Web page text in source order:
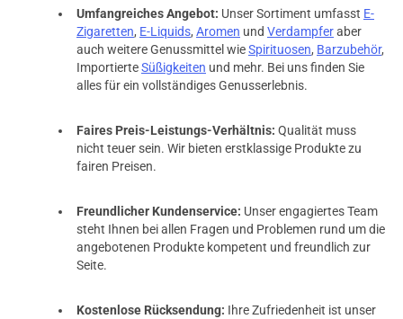
Umfangreiches Angebot: Unser Sortiment umfasst E-
Zigaretten, E-Liquids, Aromen und Verdampferaber
auch weitere Genussmittel wieSpirituosen, Barzubehör,
ImportierteSüßigkeiten und mehr. Bei uns finden Sie
alles für ein vollständiges Genusserlebnis.
Faires Preis-Leistungs-Verhältnis: Qualität muss
nicht teuer sein. Wir bieten erstklassige Produkte zu
fairen Preisen.
Freundlicher Kundenservice: Unser engagiertes Team
steht Ihnen bei allen Fragen und Problemen rund um die
angebotenen Produkte kompetent und freundlich zur
Seite.
Kostenlose Rücksendung: Ihre Zufriedenheit ist unser